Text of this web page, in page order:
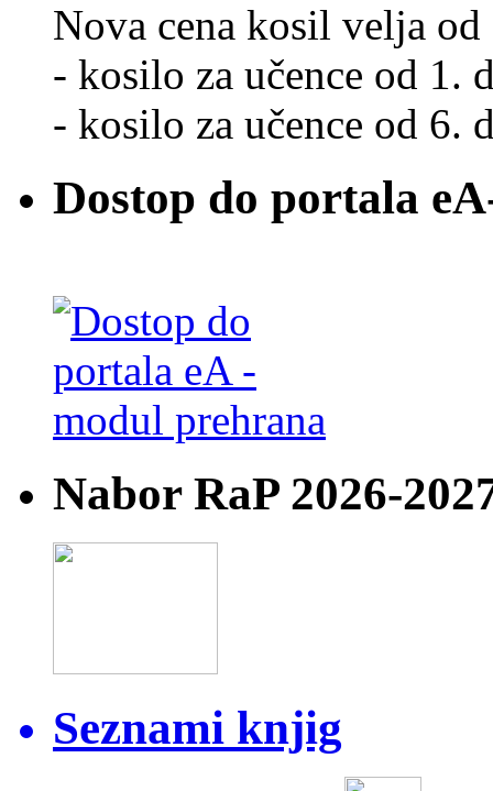
Nova cena kosil velja
- kosilo za učence od 1.
- kosilo za učence od 6.
Dostop do portala
Nabor RaP 2026-
Seznami knjig